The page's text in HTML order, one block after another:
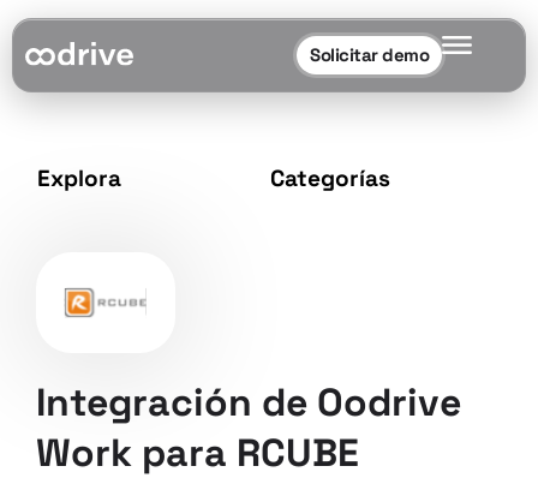
Solicitar demo
Explora Categorías
Integración de Oodrive
Work para RCUBE